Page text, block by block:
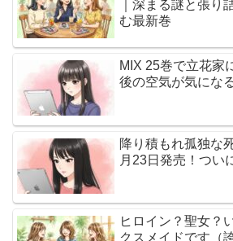
｜深まる謎と張り
む最新巻
MIX 25巻で立花
後の空気が気にな
降り積もれ孤独な
月23日発売！つい
ヒロイン？聖女？
クスメイドです（